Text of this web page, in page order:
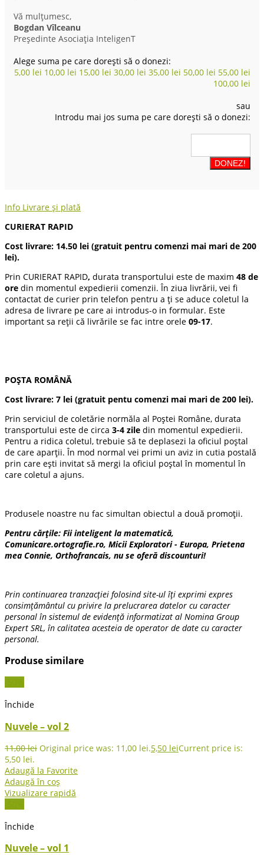
Vă mulțumesc,
Bogdan Vîlceanu
Președinte Asociația InteligenT
Alege suma pe care dorești să o donezi:
5,00 lei 10,00 lei 15,00 lei 30,00 lei 35,00 lei 50,00 lei 55,00 lei
100,00 lei
sau
Introdu mai jos suma pe care dorești să o donezi:
Info Livrare și plată
CURIERAT RAPID
Cost livrare: 14.50 lei (gratuit pentru comenzi mai mari de 200
lei).
Prin CURIERAT RAPID, durata transportului este de maxim 48 de
ore din momentul expedierii comenzii. În ziua livrării, vei fi
contactat de curier prin telefon pentru a ți se aduce coletul la
adresa de livrare pe care ai introdus-o in formular. Este
important sa reții că livrările se fac intre orele 09-17.
POȘTA ROMÂNĂ
Cost livrare: 7 lei (gratuit pentu comenzi mai mari de 200 lei).
Prin serviciul de coletărie normăla al Poștei Române, durata
transportului este de circa 3-4 zile din momentul expedierii.
Pentru a ridica coletul, trebuie să te deplasezi la oficiul poștal
de care aparții. În mod normal vei primi un aviz in cutia postală
prin care ești invitat să mergi la oficiul poștal în momentul în
care coletul a ajuns.
Produsele noastre nu fac simultan obiectul a două promoții.
Pentru cărțile: Fii inteligent la matematică,
Comunicare.ortografie.ro, Micii Exploratori - Europa, Prietena
mea Connie, Orthofrancais, nu se oferă discounturi!
Prin continuarea tranzacției folosind site-ul îți exprimi expres
consimțământul cu privire la prelucrarea datelor cu caracter
personal în sistemul de evidență informatizat al Nomina Group
Expert SRL, în calitatea acesteia de operator de date cu caracter
personal.
Produse similare
-50%
Închide
Nuvele – vol 2
11,00lei Original price was: 11,00 lei.5,50 leiCurrent price is:
5,50 lei.
Adaugă la Favorite
Adaugă în coș
Vizualizare rapidă
-50%
Închide
Nuvele – vol 1